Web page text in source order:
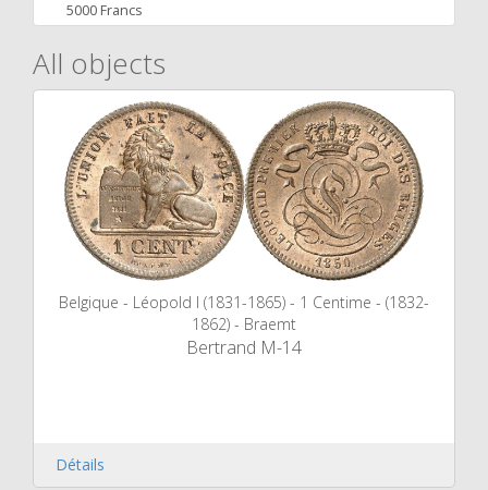
5000 Francs
All objects
Belgique - Léopold I (1831-1865) - 1 Centime - (1832-
1862) - Braemt
Bertrand M-14
Détails